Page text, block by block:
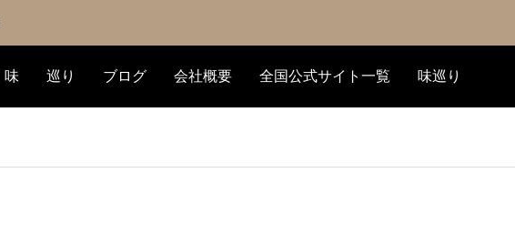
味 巡り ブログ 会社概要 全国公式サイト一覧 味巡り